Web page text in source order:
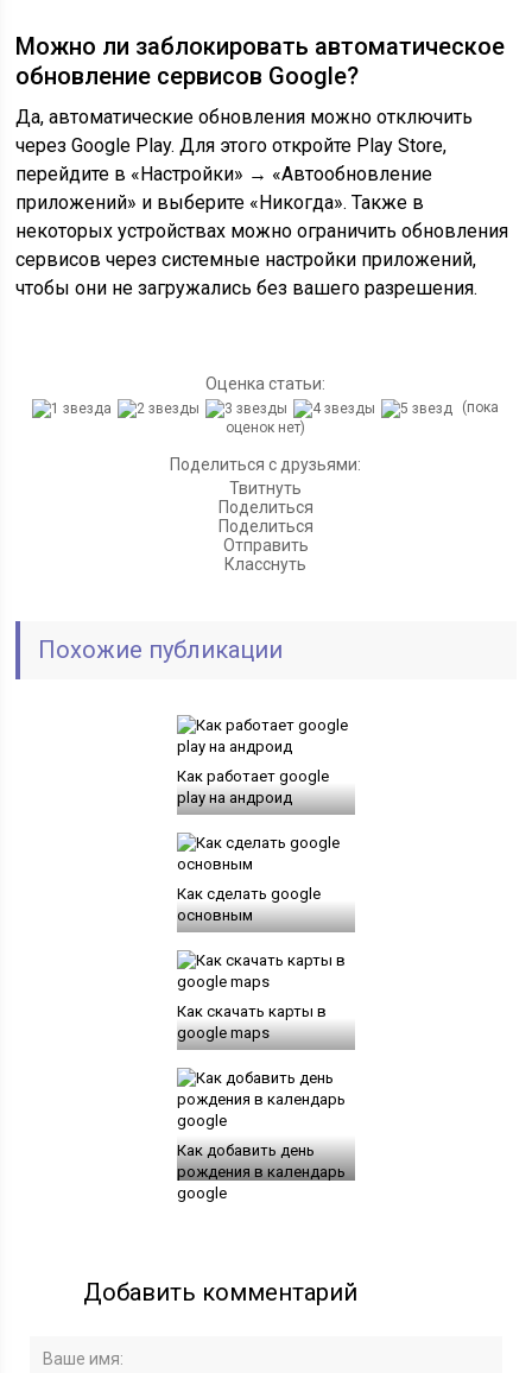
Можно ли заблокировать автоматическое
обновление сервисов Google?
Да, автоматические обновления можно отключить
через Google Play. Для этого откройте Play Store,
перейдите в «Настройки» → «Автообновление
приложений» и выберите «Никогда». Также в
некоторых устройствах можно ограничить обновления
сервисов через системные настройки приложений,
чтобы они не загружались без вашего разрешения.
Оценка статьи:
(пока
оценок нет)
Поделиться с друзьями:
Твитнуть
Поделиться
Поделиться
Отправить
Класснуть
Похожие публикации
Как работает google
play на андроид
Как сделать google
основным
Как скачать карты в
google maps
Как добавить день
рождения в календарь
google
Добавить комментарий